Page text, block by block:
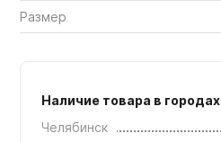
Размер
Наличие товара в городах
Челябинск